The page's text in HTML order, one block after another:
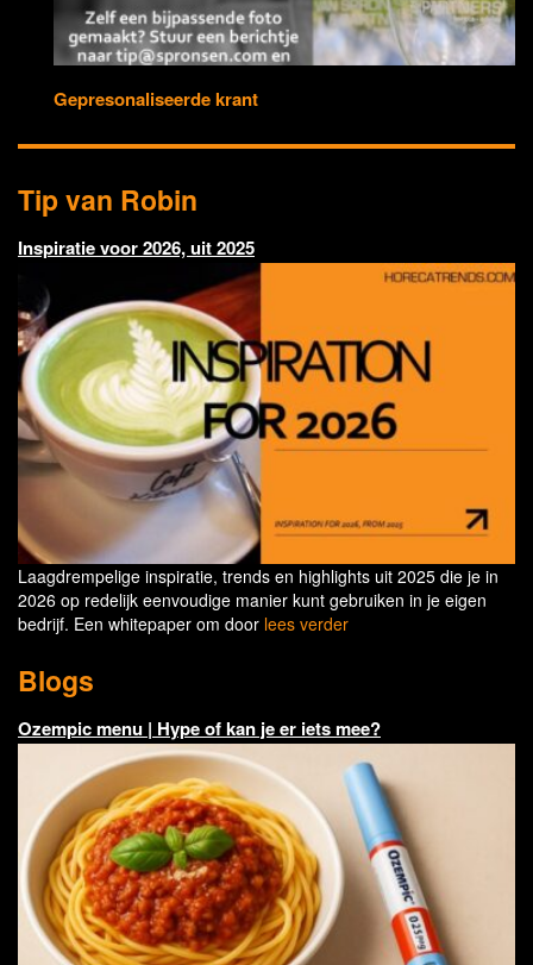
Gepresonaliseerde krant
Tip van Robin
Inspiratie voor 2026, uit 2025
Laagdrempelige inspiratie, trends en highlights uit 2025 die je in
2026 op redelijk eenvoudige manier kunt gebruiken in je eigen
bedrijf. Een whitepaper om door lees verder
Blogs
Ozempic menu | Hype of kan je er iets mee?